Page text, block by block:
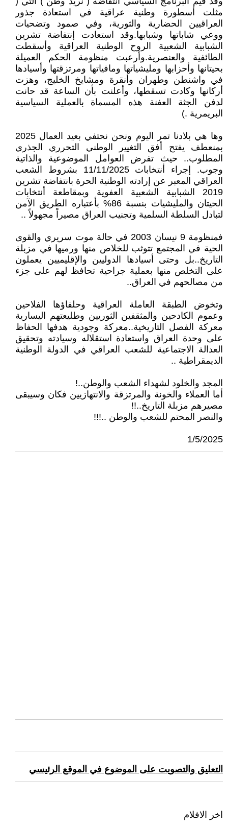
مثلت أسطورة وطنية عراقية في استعادة جذور
العراقيين الحضارية والثورية، وفي صمود وتضحيات
ووعي شاباتها وشبابها.وقد استعادت إنتفاضة تشرين
الشبابية الشعبية الروح الوطنية العراقية وأسقطت
الطائفية والعنصرية. وأرعبت منظومة الحكم العميلة
بحيتانها وأحزابها ومليشياتها ومافياتها ومرتزقتها وأسيادها
في واشنطن وطهران وأنقرة ومشايخ الخليج، وهزت
أركانها وكادت تسقطها، وأعلنت بأن الساعة قد حانت
لدفن الجثة العفنة هذه المسماة بالعملية السياسية
البريمرية .)
وها هي بلادنا تمر اليوم ونحن نحتفي بعيد العمال 2025
بمنعطف يفتح أفق التغيير الوطني التحرري الجذري
المطلوب.. حيث تفرض العوامل الموضوعية والذاتية
وجوب. إجراء أنتخابات 11/11/2025 بشروط الشعب
العراقي المعبر عن إرادته الوطنية الحرة بانتفاضة تشرين
2019 الشبابية الشعبية العفوية وبمقاطعة أنتخابات
الحيتان والمليشيات بنسبة 86% بأعتباره الطريق الآمن
لتبادل السلطة السلمية وتجنيب العراق مصيراً مجهولاً ..
فمنظومة 9 نيسان 2003 في حالة موت سريري والقوى
الحية في المجتمع تتوثب للخلاص منها ورميها في مزبلة
التاريخ..بل وحتى أسيادها الدوليين والإقليميين يعملون
على التخلص منها بعملية جراحية تحافظ لهم على جزء
من مصالحهم في العراق..
وتخوض الطبقة العاملة العراقية وحلفاؤها الفلاحين
وعموم الكادحين والمثقفين الثوريين وطليعتهم اليسارية
معركة الفصل التاريخية..معركة وجودية هدفها الحفاظ
على وحدة العراق واستعادة استقلاله وسيادته وتحقيق
العدالة الاجتماعية للشعب العراقي في الدولة الوطنية
الديمقراطية ..
المجد والخلود لشهداء الشعب والوطن..!
أما العملاء والخونة والمرتزقة والانتهازيين فكان وسيبقى
مصيرهم مزبلة التاريخ..!!
والنصر المحتم للشعب والوطن ..!!!
1/5/2025
التعليق والتصويت على الموضوع في الموقع الرئيسي
اخر الافلام